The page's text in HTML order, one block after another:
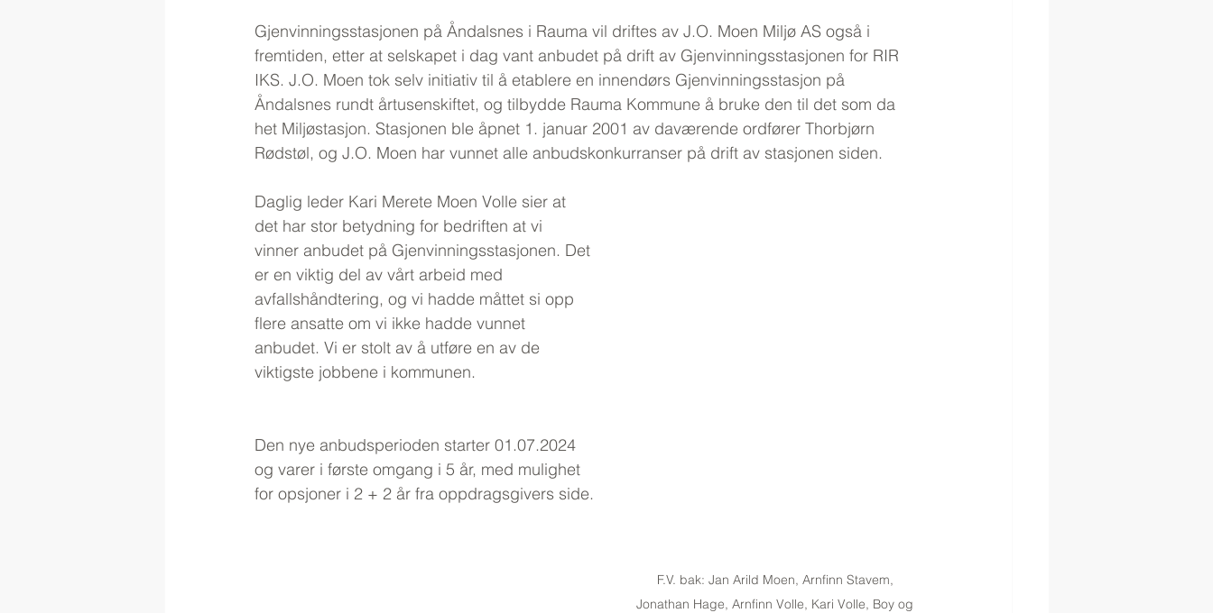
Gjenvinningsstasjonen på Åndalsnes i Rauma vil driftes av J.O. Moen Miljø AS også i
fremtiden, etter at selskapet i dag vant anbudet på drift av Gjenvinningsstasjonen for RIR
IKS. J.O. Moen tok selv initiativ til å etablere en innendørs Gjenvinningsstasjon på
Åndalsnes rundt årtusenskiftet, og tilbydde Rauma Kommune å bruke den til det som da
het Miljøstasjon. Stasjonen ble åpnet 1. januar 2001 av daværende ordfører Thorbjørn
Rødstøl, og J.O. Moen har vunnet alle anbudskonkurranser på drift av stasjonen siden.
F.V. bak: Jan Arild Moen, Arnfinn Stavem,
Jonathan Hage, Arnfinn Volle, Kari Volle, Boy og
Daglig leder Kari Merete Moen Volle sier at
det har stor betydning for bedriften at vi
vinner anbudet på Gjenvinningsstasjonen. Det
er en viktig del av vårt arbeid med
avfallshåndtering, og vi hadde måttet si opp
flere ansatte om vi ikke hadde vunnet
anbudet. Vi er stolt av å utføre en av de
viktigste jobbene i kommunen.
Den nye anbudsperioden starter 01.07.2024
og varer i første omgang i 5 år, med mulighet
for opsjoner i 2 + 2 år fra oppdragsgivers side.